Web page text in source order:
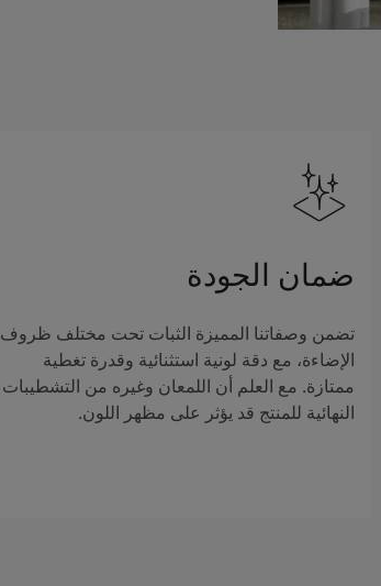
ضمان الجودة
تضمن وصفاتنا المميزة الثبات تحت مختلف ظروف
الإضاءة، مع دقة لونية استثنائية وقدرة تغطية
ممتازة. مع العلم أن اللمعان وغيره من التشطيبات
النهائية للمنتج قد يؤثر على مظهر اللون.